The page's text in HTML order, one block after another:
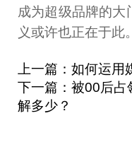
成为超级品牌的大
义或许也正在于此。
上一篇：如何运用
下一篇：被00后占
解多少？